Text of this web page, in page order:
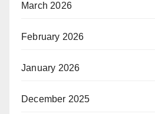
March 2026
February 2026
January 2026
December 2025